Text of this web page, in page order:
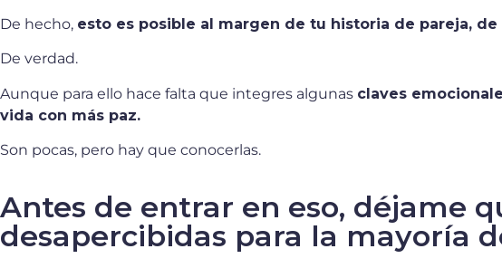
De hecho, esto es posible al margen de tu historia de pareja,
De verdad.
Aunque para ello hace falta que integres algunas claves
vida con más paz.
Son pocas, pero hay que conocerlas.
Antes de entrar en eso, déjame
desapercibidas para la mayoría